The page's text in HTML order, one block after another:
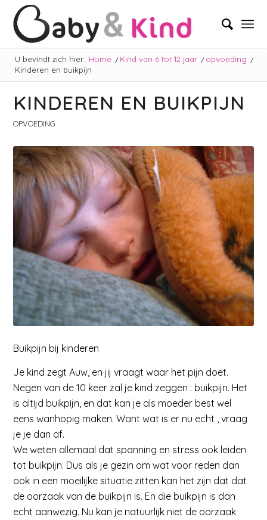
U bevindt zich hier: Home / Kind van 6 tot 12 jaar / opvoeding /
Kinderen en buikpijn
KINDEREN EN BUIKPIJN
OPVOEDING
Buikpijn bij kinderen
Je kind zegt Auw, en jij vraagt waar het pijn doet.
Negen van de 10 keer zal je kind zeggen : buikpijn. Het
is altijd buikpijn, en dat kan je als moeder best wel
eens wanhopig maken. Want wat is er nu echt , vraag
je je dan af.
We weten allemaal dat spanning en stress ook leiden
tot buikpijn. Dus als je gezin om wat voor reden dan
ook in een moeilijke situatie zitten kan het zijn dat dat
de oorzaak van de buikpijn is. En die buikpijn is dan
echt aanwezig. Nu kan je natuurlijk niet de oorzaak